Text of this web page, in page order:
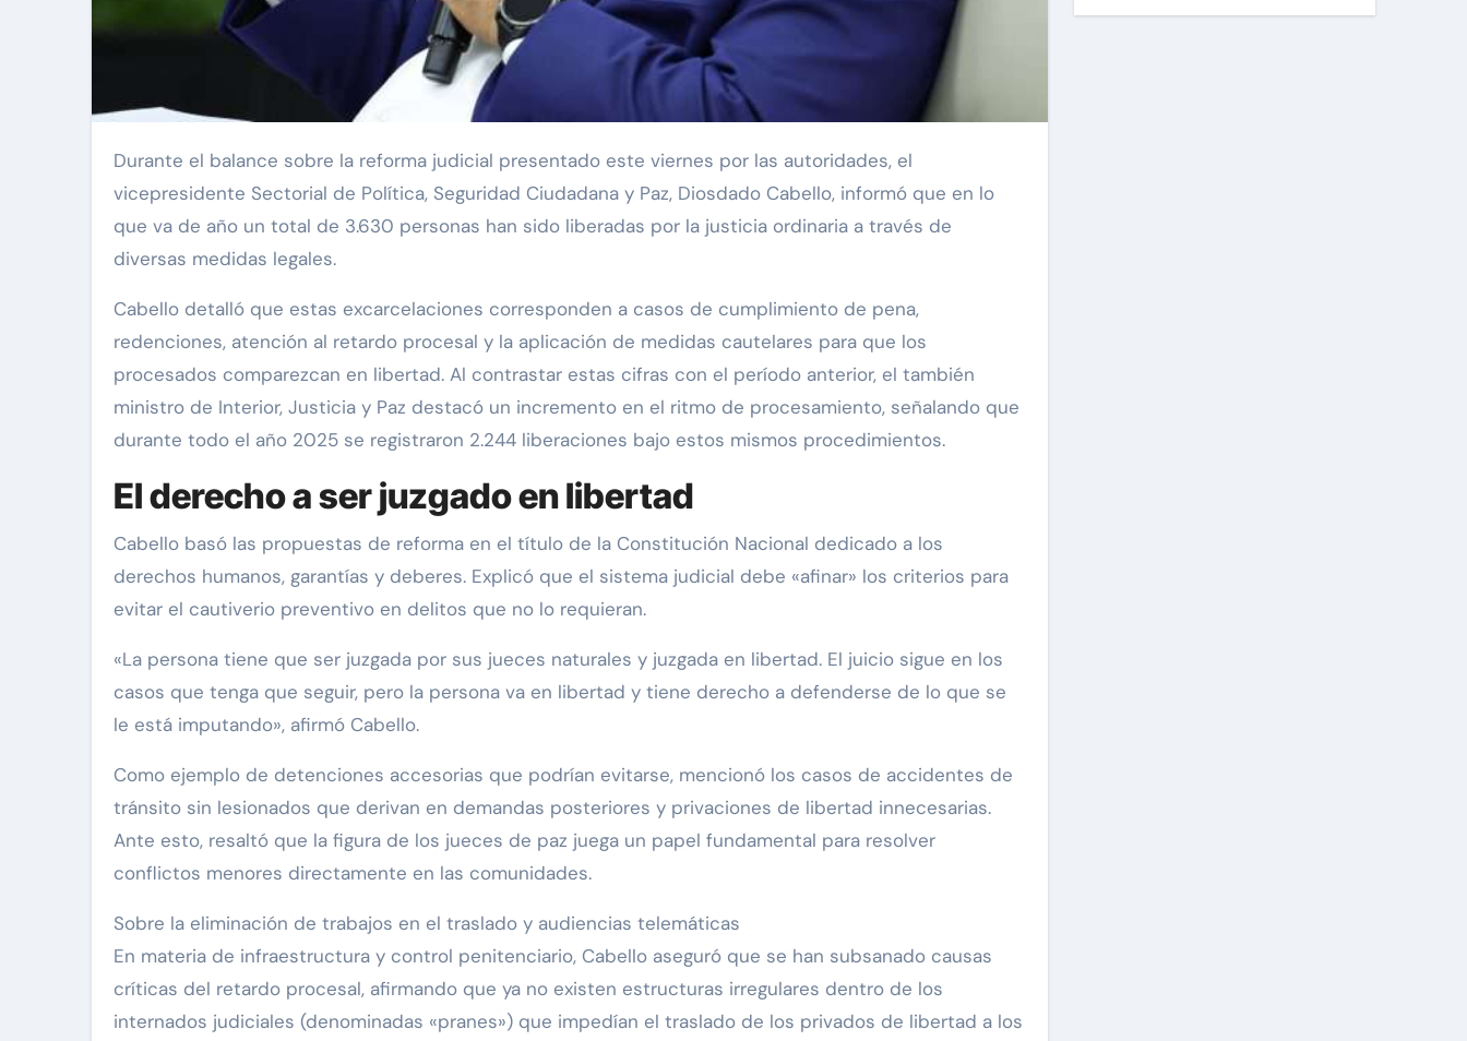
Durante el balance sobre la reforma judicial presentado este viernes por las autoridades, el
vicepresidente Sectorial de Política, Seguridad Ciudadana y Paz, Diosdado Cabello, informó que en lo
que va de año un total de 3.630 personas han sido liberadas por la justicia ordinaria a través de
diversas medidas legales.
Cabello detalló que estas excarcelaciones corresponden a casos de cumplimiento de pena,
redenciones, atención al retardo procesal y la aplicación de medidas cautelares para que los
procesados ​​comparezcan en libertad. Al contrastar estas cifras con el período anterior, el también
ministro de Interior, Justicia y Paz destacó un incremento en el ritmo de procesamiento, señalando que
durante todo el año 2025 se registraron 2.244 liberaciones bajo estos mismos procedimientos.
El derecho a ser juzgado en libertad
Cabello basó las propuestas de reforma en el título de la Constitución Nacional dedicado a los
derechos humanos, garantías y deberes. Explicó que el sistema judicial debe «afinar» los criterios para
evitar el cautiverio preventivo en delitos que no lo requieran.
«La persona tiene que ser juzgada por sus jueces naturales y juzgada en libertad. El juicio sigue en los
casos que tenga que seguir, pero la persona va en libertad y tiene derecho a defenderse de lo que se
le está imputando», afirmó Cabello.
Como ejemplo de detenciones accesorias que podrían evitarse, mencionó los casos de accidentes de
tránsito sin lesionados que derivan en demandas posteriores y privaciones de libertad innecesarias.
Ante esto, resaltó que la figura de los jueces de paz juega un papel fundamental para resolver
conflictos menores directamente en las comunidades.
Sobre la eliminación de trabajos en el traslado y audiencias telemáticas
En materia de infraestructura y control penitenciario, Cabello aseguró que se han subsanado causas
críticas del retardo procesal, afirmando que ya no existen estructuras irregulares dentro de los
internados judiciales (denominadas «pranes») que impedían el traslado de los privados de libertad a los